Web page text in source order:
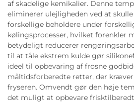
af skadelige kemikalier. Denne
eliminerer ulejligheden ved at
forskellige beholdere under
kølingsprocesser, hvilket forenkler
betydeligt reducerer
til at tåle ekstrem kulde gør
ideel til opbevaring af frosne
måltidsforberedte retter, der
fryseren. Omvendt gør den høje
det muligt at opbevare